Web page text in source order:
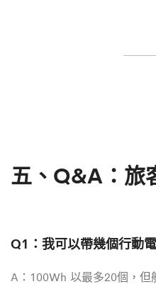
五、Q&A：旅
Q1：我可以帶幾個行動
A：100Wh 以最多20個，但